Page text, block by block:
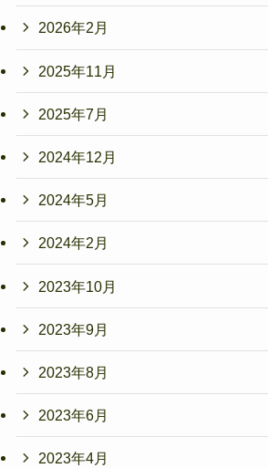
2026年2月
2025年11月
2025年7月
2024年12月
2024年5月
2024年2月
2023年10月
2023年9月
2023年8月
2023年6月
2023年4月